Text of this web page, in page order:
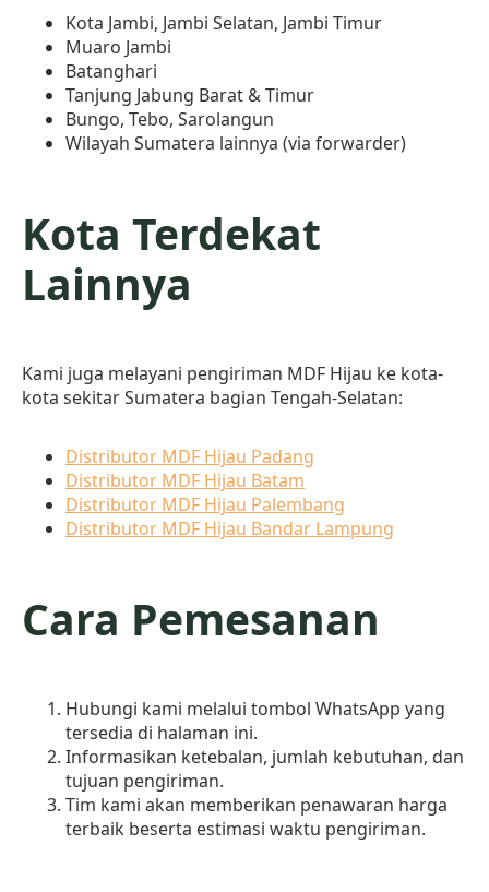
Kota Jambi, Jambi Selatan, Jambi Timur
Muaro Jambi
Batanghari
Tanjung Jabung Barat & Timur
Bungo, Tebo, Sarolangun
Wilayah Sumatera lainnya (via forwarder)
Kota Terdekat
Lainnya
Kami juga melayani pengiriman MDF Hijau ke kota-
kota sekitar Sumatera bagian Tengah-Selatan:
Distributor MDF Hijau Padang
Distributor MDF Hijau Batam
Distributor MDF Hijau Palembang
Distributor MDF Hijau Bandar Lampung
Cara Pemesanan
Hubungi kami melalui tombol WhatsApp yang
tersedia di halaman ini.
Informasikan ketebalan, jumlah kebutuhan, dan
tujuan pengiriman.
Tim kami akan memberikan penawaran harga
terbaik beserta estimasi waktu pengiriman.